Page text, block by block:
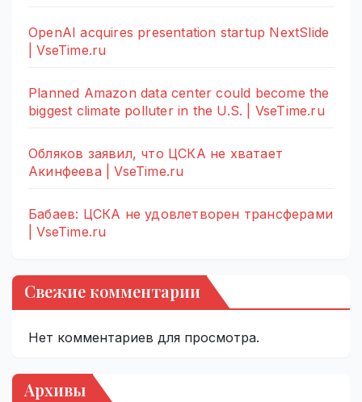
OpenAI acquires presentation startup NextSlide
| VseTime.ru
Planned Amazon data center could become the
biggest climate polluter in the U.S. | VseTime.ru
Обляков заявил, что ЦСКА не хватает
Акинфеева | VseTime.ru
Бабаев: ЦСКА не удовлетворен трансферами
| VseTime.ru
Свежие комментарии
Нет комментариев для просмотра.
Архивы